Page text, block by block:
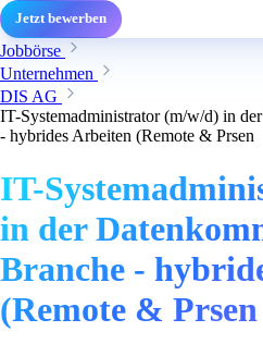
Jetzt bewerben
Jobbörse
Unternehmen
DIS AG
IT-Systemadministrator (m/w/d) in
- hybrides Arbeiten (Remote & Prsen
IT-
in der
Branche -
(Remote & Prsen